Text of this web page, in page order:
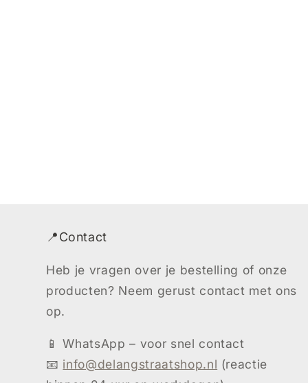
📍Contact
Heb je vragen over je bestelling of onze
producten? Neem gerust contact met ons
op.
📱 WhatsApp – voor snel contact
📧 info@delangstraatshop.nl (reactie